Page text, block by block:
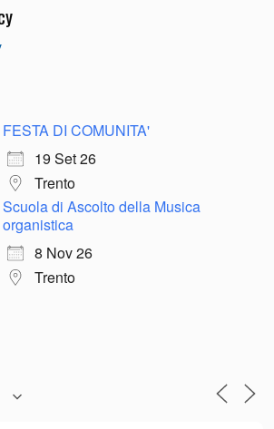
FESTA DI COMUNITA'
19 Set 26
Trento
Scuola di Ascolto della Musica
organistica
8 Nov 26
Trento